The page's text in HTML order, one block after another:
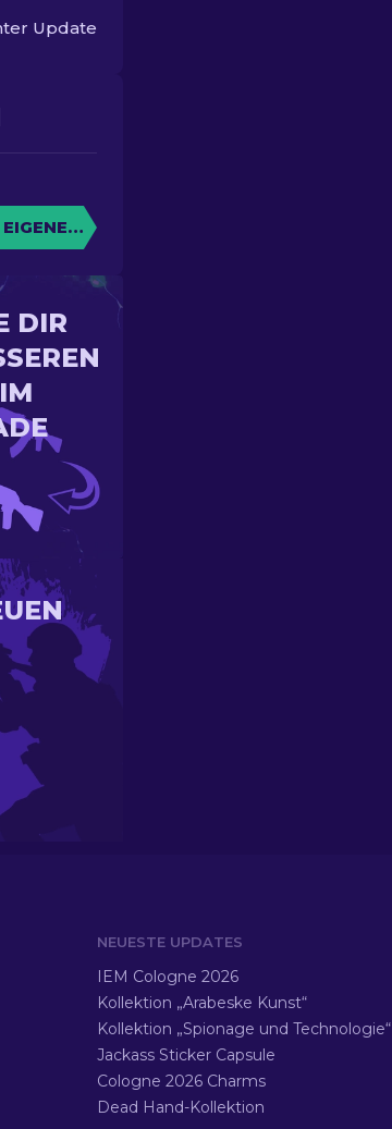
Update
KISTE
DIR
NEUESTE UPDATES
IEM Cologne 2026
Kollektion „Arabeske Kunst“
Kollektion „Spionage und Technologie“
Jackass Sticker Capsule
Cologne 2026 Charms
Dead Hand-Kollektion